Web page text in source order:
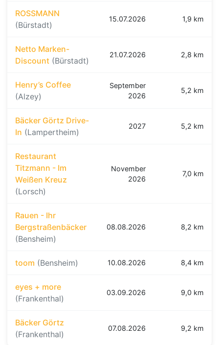
ROSSMANN
(Bürstadt)
15.07.2026 1,9 km
Netto Marken-
Discount (Bürstadt)
21.07.2026 2,8 km
Henry’s Coffee
(Alzey)
September
2026
5,2 km
Bäcker Görtz Drive-
In (Lampertheim)
2027 5,2 km
Restaurant
Titzmann - Im
Weißen Kreuz
(Lorsch)
November
2026
7,0 km
Rauen - Ihr
Bergstraßenbäcker
(Bensheim)
08.08.2026 8,2 km
toom (Bensheim) 10.08.2026 8,4 km
eyes + more
(Frankenthal)
03.09.2026 9,0 km
Bäcker Görtz
(Frankenthal)
07.08.2026 9,2 km